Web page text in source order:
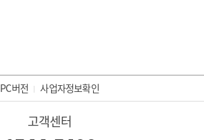
PC버전 사업자정보확인
고객센터